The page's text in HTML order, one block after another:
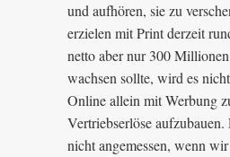
und aufhören, sie zu
erzielen mit Print derzeit
netto aber nur 300
wachsen sollte, wird es
Online allein mit Werbung
Vertriebserlöse
nicht angemessen, wenn